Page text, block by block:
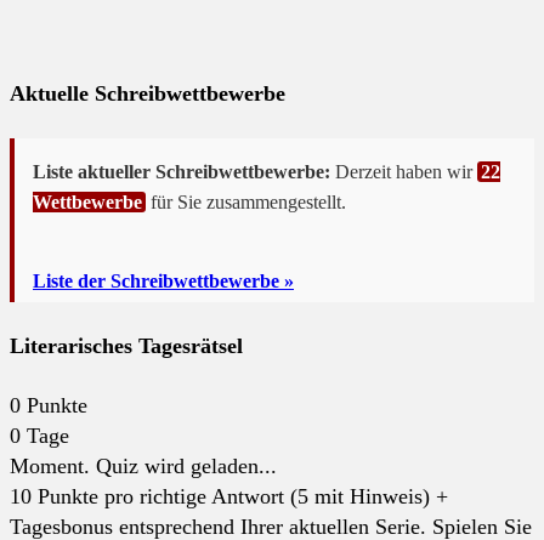
Aktuelle Schreibwettbewerbe
Liste aktueller Schreibwettbewerbe: Derzeit haben wir 22
Wettbewerbe für Sie zusammengestellt.
Liste der Schreibwettbewerbe »
Literarisches Tagesrätsel
0 Punkte
0 Tage
Moment. Quiz wird geladen...
10 Punkte pro richtige Antwort (5 mit Hinweis) +
Tagesbonus entsprechend Ihrer aktuellen Serie. Spielen Sie